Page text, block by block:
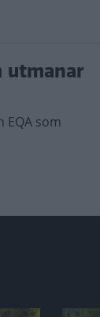
utmanar
EQA som